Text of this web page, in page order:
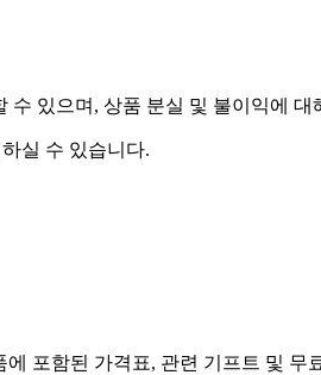
있으며, 상품 분실 및 불이익에 대
실 수 있습니다.
포함된 가격표, 관련 기프트 및 무